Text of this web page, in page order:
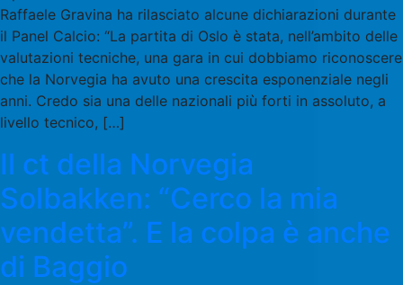
Raffaele Gravina ha rilasciato alcune dichiarazioni durante
il Panel Calcio: “La partita di Oslo è stata, nell’ambito delle
valutazioni tecniche, una gara in cui dobbiamo riconoscere
che la Norvegia ha avuto una crescita esponenziale negli
anni. Credo sia una delle nazionali più forti in assoluto, a
livello tecnico, […]
Il ct della Norvegia
Solbakken: “Cerco la mia
vendetta”. E la colpa è anche
di Baggio